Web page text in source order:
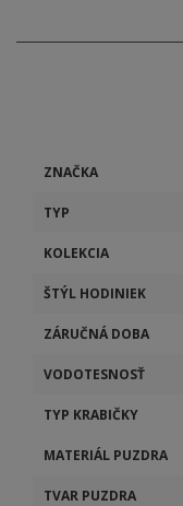
ZNAČKA
TYP
KOLEKCIA
ŠTÝL HODINIEK
ZÁRUČNÁ DOBA
VODOTESNOSŤ
TYP KRABIČKY
MATERIÁL PUZDRA
TVAR PUZDRA